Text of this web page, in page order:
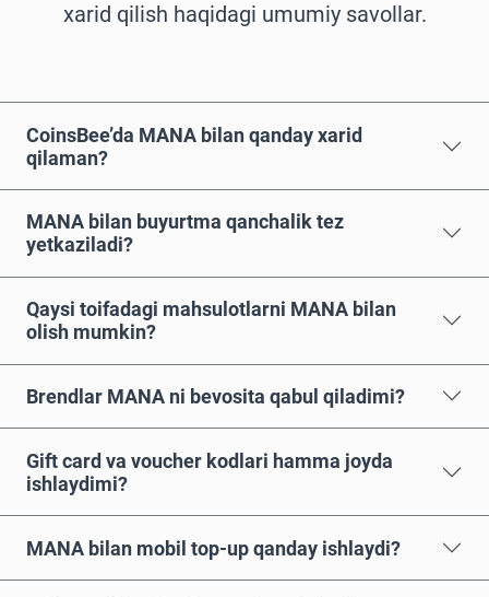
xarid qilish haqidagi umumiy savollar.
CoinsBee’da MANA bilan qanday xarid
qilaman?
MANA bilan buyurtma qanchalik tez
yetkaziladi?
Qaysi toifadagi mahsulotlarni MANA bilan
olish mumkin?
Brendlar MANA ni bevosita qabul qiladimi?
Gift card va voucher kodlari hamma joyda
ishlaydimi?
MANA bilan mobil top-up qanday ishlaydi?